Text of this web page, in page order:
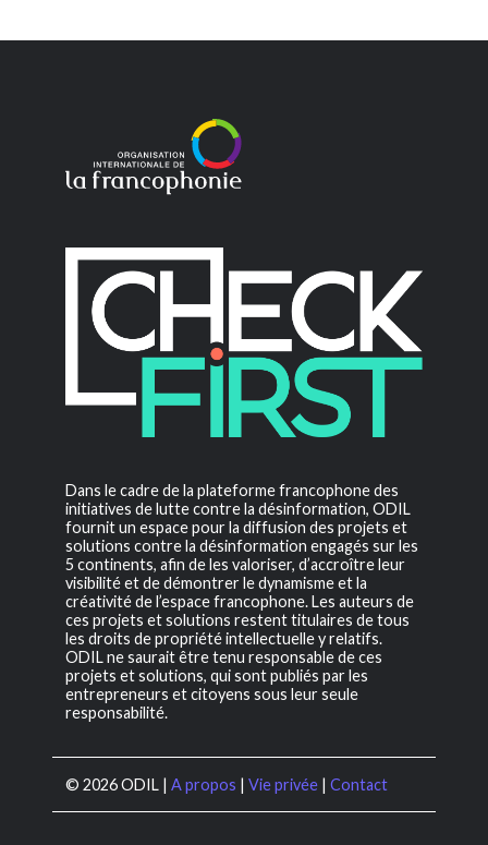
Dans le cadre de la plateforme francophone des
initiatives de lutte contre la désinformation, ODIL
fournit un espace pour la diffusion des projets et
solutions contre la désinformation engagés sur les
5 continents, afin de les valoriser, d’accroître leur
visibilité et de démontrer le dynamisme et la
créativité de l’espace francophone. Les auteurs de
ces projets et solutions restent titulaires de tous
les droits de propriété intellectuelle y relatifs.
ODIL ne saurait être tenu responsable de ces
projets et solutions, qui sont publiés par les
entrepreneurs et citoyens sous leur seule
responsabilité.
© 2026 ODIL | A propos | Vie privée | Contact